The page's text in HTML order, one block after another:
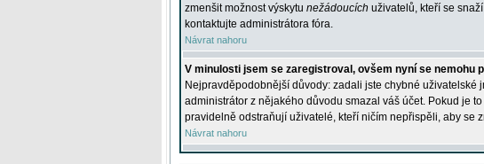
zmenšit možnost výskytu nežádoucích uživatelů, kteří se
kontaktujte administrátora fóra.
Návrat nahoru
V minulosti jsem se zaregistroval, ovšem nyní se nemohu
Nejpravděpodobnější důvody: zadali jste chybné
administrátor z nějakého důvodu smazal váš účet. Pokud je
pravidelně odstraňují uživatelé, kteří ničím nepřispěli, aby se
Návrat nahoru